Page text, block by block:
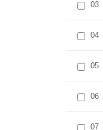
03
04
05
06
07